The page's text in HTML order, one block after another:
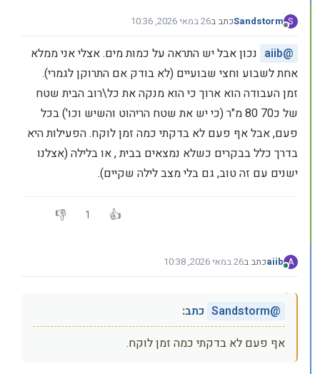
S
מנותק
Sandstormכתב ב26 במאי 2026, 10:36
נערך לאחרונה על ידי
@
aiib נכון אבל יש התראה על כמות מים. אצלי אני ממלא
אחת לשבוע וחצי שבועיים (לא בודק אם התרוקן לגמרי).
זמן העבודה הוא ארוך כי הוא מנקה את כל\רוב הבית שטח
של כ70 80 מ"ר (כי יש את שטח הריהוט והשיש וכו') בכל
פעם, אבל אף פעם לא בדקתי כמה זמן לוקח. הפעילות היא
בדרך כלל בבקרים כשלא נמצאים בבית , או בלילה (אצלנו
ישנים עם זה טוב, גם בלי מצב לילה שקיים).
1
A
מחובר
aiibכתב ב26 במאי 2026, 10:38
נערך לאחרונה על ידי
@
Sandstorm כתב:
אף פעם לא בדקתי כמה זמן לוקח.